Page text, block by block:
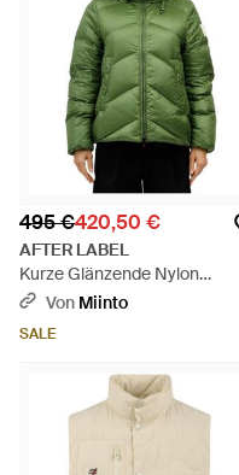
495 €420,50 €
AFTER LABEL
Kurze Glänzende Nylon
Helsinki Jacke - Grün
Von Miinto
SALE